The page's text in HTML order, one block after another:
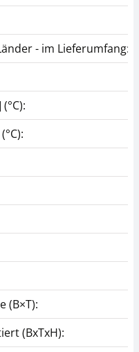
- im Lieferumfang:
(B×T):
(BxTxH):